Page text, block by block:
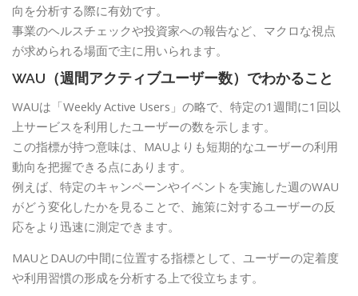
向を分析する際に有効です。
事業のヘルスチェックや投資家への報告など、マクロな視点
が求められる場面で主に用いられます。
WAU（週間アクティブユーザー数）でわかること
WAUは「Weekly Active Users」の略で、特定の1週間に1回以
上サービスを利用したユーザーの数を示します。
この指標が持つ意味は、MAUよりも短期的なユーザーの利用
動向を把握できる点にあります。
例えば、特定のキャンペーンやイベントを実施した週のWAU
がどう変化したかを見ることで、施策に対するユーザーの反
応をより迅速に測定できます。
MAUとDAUの中間に位置する指標として、ユーザーの定着度
や利用習慣の形成を分析する上で役立ちます。